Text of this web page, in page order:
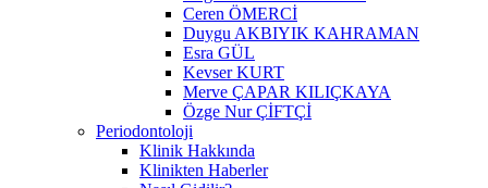
Ceren ÖMERCİ
Duygu AKBIYIK KAHRAMAN
Esra GÜL
Kevser KURT
Merve ÇAPAR KILIÇKAYA
Özge Nur ÇİFTÇİ
Periodontoloji
Klinik Hakkında
Klinikten Haberler